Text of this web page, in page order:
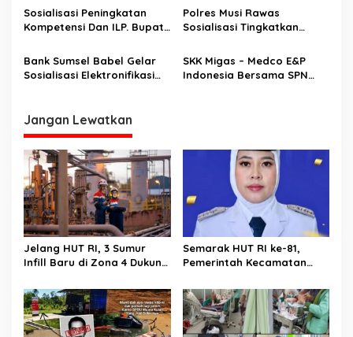
Jawilan
Migas – Medco E&P Gelar
Sosialisasi di SMA Negeri 1
Gunung Megang
Sosialisasi Peningkatan
Kompetensi Dan ILP. Bupati
Machmud Harapkan
Tingkatkan Akses Dan
Polres Musi Rawas
Sosialisasi Tingkatkan
HIV Aids dan Penyakit
Menular Seksual
Bank Sumsel Babel Gelar
Sosialisasi Elektronifikasi
Pemerintah
SKK Migas – Medco E&P
Indonesia Bersama SPN
Jangan Lewatkan
Jelang HUT RI, 3 Sumur
Infill Baru di Zona 4 Dukung
Semarak HUT RI ke-81,
Pemerintah Kecamatan
Lomba